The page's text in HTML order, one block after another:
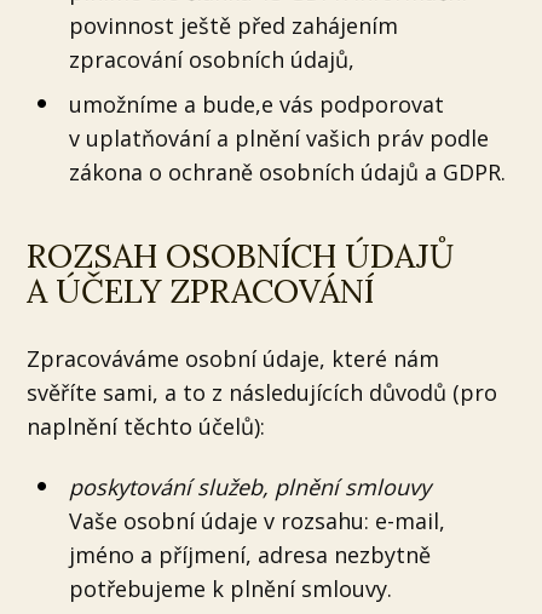
povinnost ještě před zahájením
zpracování osobních údajů,
umožníme a bude,e vás podporovat
v uplatňování a plnění vašich práv podle
zákona o ochraně osobních údajů a GDPR.
ROZSAH OSOBNÍCH ÚDAJŮ
A ÚČELY ZPRACOVÁNÍ
Zpracováváme osobní údaje, které nám
svěříte sami, a to z následujících důvodů (pro
naplnění těchto účelů):
poskytování služeb, plnění smlouvy
Vaše osobní údaje v rozsahu: e-mail,
jméno a příjmení, adresa nezbytně
potřebujeme k plnění smlouvy.